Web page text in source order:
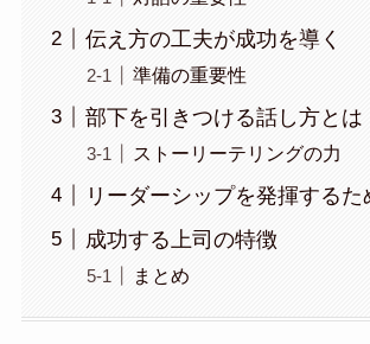
伝え方の工夫が成功を導く
準備の重要性
部下を引きつける話し方とは
ストーリーテリングの力
リーダーシップを発揮する
成功する上司の特徴
まとめ